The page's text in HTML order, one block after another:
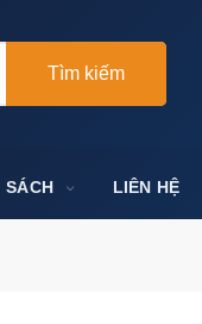
Tìm kiếm
SÁCH LIÊN HỆ